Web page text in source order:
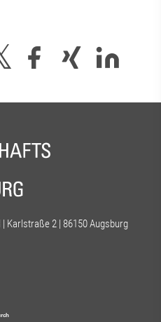
Karlstraße 2 | 86150 Augsburg